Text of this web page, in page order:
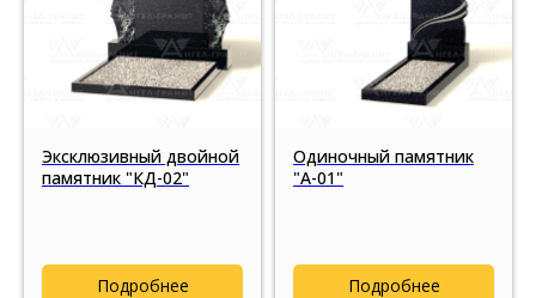
Эксклюзивный двойной
памятник "КД-02"
Подробнее
Одиночный памятник
"А-01"
Подробнее